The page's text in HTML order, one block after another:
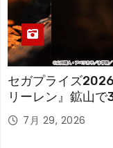
セガプライズ
リーレン』鉱山
「フリーレン」を
7月 29, 2026